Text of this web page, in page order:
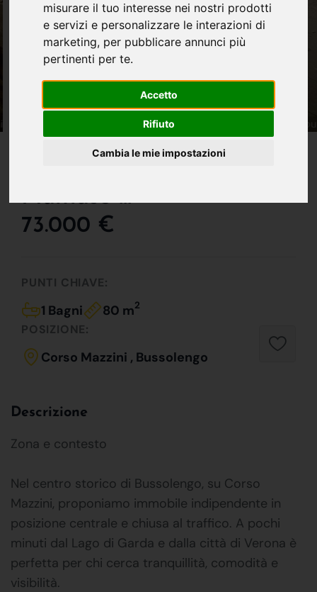
misurare il tuo interesse nei nostri prodotti
e servizi e personalizzare le interazioni di
marketing, per pubblicare annunci più
pertinenti per te.
Accetto
Rifiuto
Cambia le mie impostazioni
Multiuso !!!
73.000 €
PUNTI CHIAVE:
1 Bagni 80 m2
POSIZIONE:
Corso Mazzini , Bussolengo
Descrizione
Zona e contesto
Nel centro storico di Bussolengo, su Corso
Mazzini, proponiamo immobile indipendente in
posizione centrale e chiusa al traffico. A pochi
minuti dal Lago di Garda e dalla città di Verona è
perfetta per chi cerca tranquillità, comodità e
visibilità.